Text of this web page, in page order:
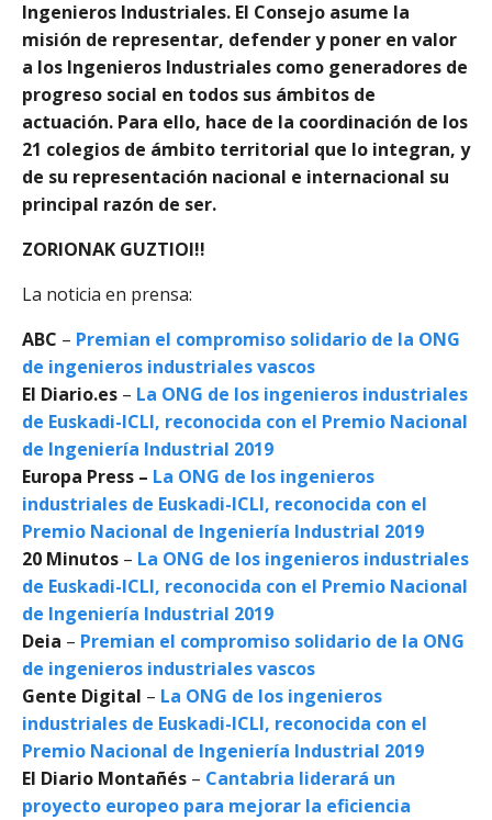
Ingenieros Industriales. El Consejo asume la
misión de representar, defender y poner en valor
a los Ingenieros Industriales como generadores de
progreso social en todos sus ámbitos de
actuación. Para ello, hace de la coordinación de los
21 colegios de ámbito territorial que lo integran, y
de su representación nacional e internacional su
principal razón de ser.
ZORIONAK GUZTIOI!!
La noticia en prensa:
ABC – Premian el compromiso solidario de la ONG
de ingenieros industriales vascos
El Diario.es – La ONG de los ingenieros industriales
de Euskadi-ICLI, reconocida con el Premio Nacional
de Ingeniería Industrial 2019
Europa Press – La ONG de los ingenieros
industriales de Euskadi-ICLI, reconocida con el
Premio Nacional de Ingeniería Industrial 2019
20 Minutos – La ONG de los ingenieros industriales
de Euskadi-ICLI, reconocida con el Premio Nacional
de Ingeniería Industrial 2019
Deia – Premian el compromiso solidario de la ONG
de ingenieros industriales vascos
Gente Digital – La ONG de los ingenieros
industriales de Euskadi-ICLI, reconocida con el
Premio Nacional de Ingeniería Industrial 2019
El Diario Montañés – Cantabria liderará un
proyecto europeo para mejorar la eficiencia